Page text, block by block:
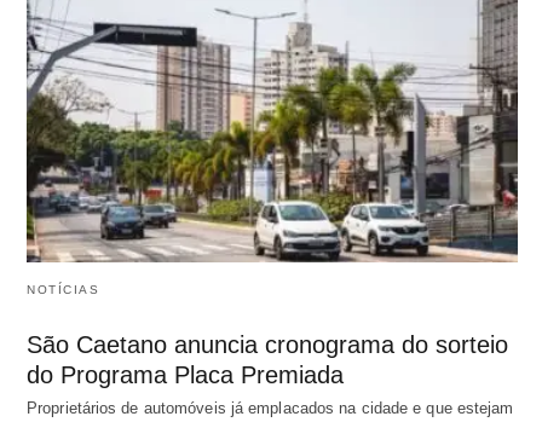
NOTÍCIAS
São Caetano anuncia cronograma do sorteio
do Programa Placa Premiada
Proprietários de automóveis já emplacados na cidade e que estejam